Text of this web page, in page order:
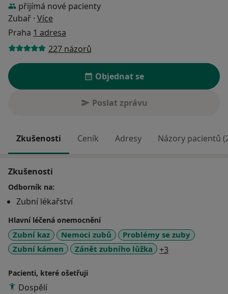
přijímá nové pacienty
Zubař · Více
Praha 1 adresa
227 názorů
Objednat se
Poslat zprávu
Zkušenosti Ceník Adresy Názory pacientů
Zkušenosti
Odborník na:
Zubní lékařství
Hlavní léčená onemocnění
Zubní kaz Nemoci zubů
Problémy se zuby
Zubní kámen
Zánět zubního lůžka +3
Pacienti, které ošetřuji
Dospělí